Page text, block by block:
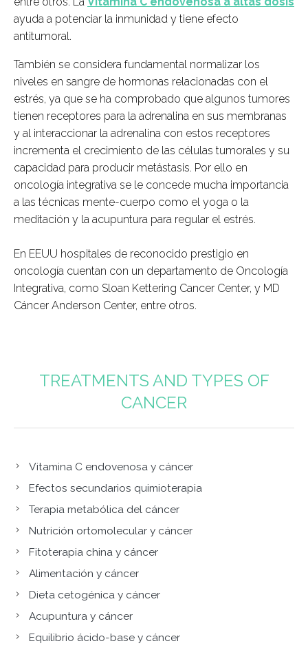
ayuda a potenciar la inmunidad y tiene efecto
antitumoral.
También se considera fundamental normalizar los
niveles en sangre de hormonas relacionadas con el
estrés, ya que se ha comprobado que algunos tumores
tienen receptores para la adrenalina en sus membranas
y al interaccionar la adrenalina con estos receptores
incrementa el crecimiento de las células tumorales y su
capacidad para producir metástasis. Por ello en
oncología integrativa se le concede mucha importancia
a las técnicas mente-cuerpo como el yoga o la
meditación y la acupuntura para regular el estrés.
En EEUU hospitales de reconocido prestigio en
oncología cuentan con un departamento de Oncología
Integrativa, como Sloan Kettering Cancer Center, y MD
Cáncer Anderson Center, entre otros.
TREATMENTS AND TYPES OF
CANCER
Vitamina C endovenosa y cáncer
Efectos secundarios quimioterapia
Terapia metabólica del cáncer
Nutrición ortomolecular y cáncer
Fitoterapia china y cáncer
Alimentación y cáncer
Dieta cetogénica y cáncer
Acupuntura y cáncer
Equilibrio ácido-base y cáncer